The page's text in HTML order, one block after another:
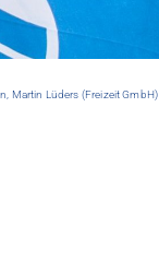
Martin Lüders (Freizeit GmbH)